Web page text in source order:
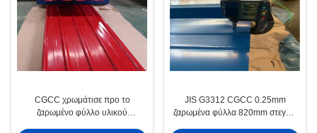
CGCC χρωμάτισε προ το
ζαρωμένο φύλλο υλικού
JIS G3312 CGCC 0.25mm
ζαρωμένα φύλλα 820mm στεγών